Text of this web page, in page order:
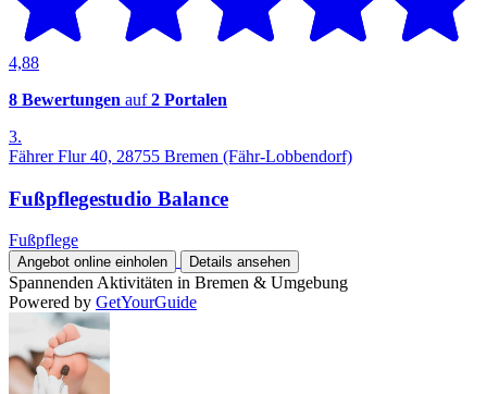
4,88
8 Bewertungen auf2 Portalen
3.
Fährer Flur 40, 28755 Bremen (Fähr-Lobbendorf)
Fußpflegestudio Balance
Fußpflege
Angebot online einholen Details ansehen
Spannenden Aktivitäten in Bremen & Umgebung
Powered by GetYourGuide